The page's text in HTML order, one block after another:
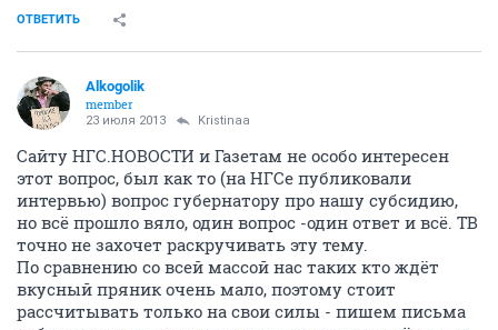
ОТВЕТИТЬ
Alkogolik
member
23 июля 2013 Kristinaa
Сайту НГС.НОВОСТИ и Газетам не особо интересен
этот вопрос, был как то (на НГСе публиковали
интервью) вопрос губернатору про нашу субсидию,
но всё прошло вяло, один вопрос -один ответ и всё. ТВ
точно не захочет раскручивать эту тему.
По сравнению со всей массой нас таких кто ждёт
вкусный пряник очень мало, поэтому стоит
рассчитывать только на свои силы - пишем письма